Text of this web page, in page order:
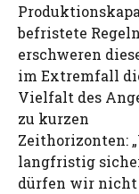
befristete Regeln
erschweren
im Extremfall
Vielfalt des
zu kurzen
Zeithorizonten:
langfristig
dürfen wir nicht